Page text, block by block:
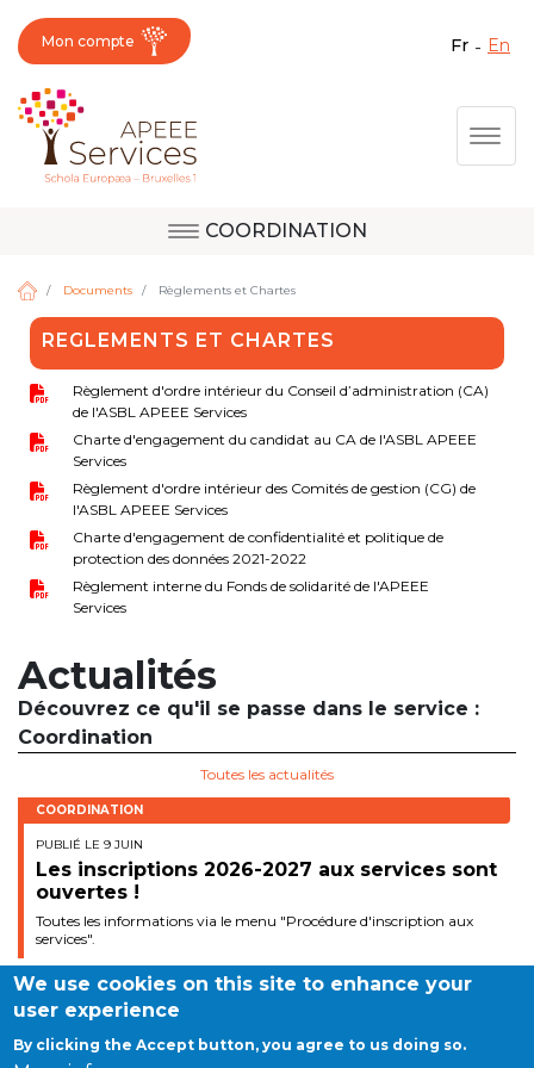
Aller
Fermer X
Question, avis,
demande, suggestion :
contactez le bon
service !
Activités périscolaires Berkendael
+32 (0)472 07 35 25
periscolaire.berkendael@apeee-bxl1-
services.be
Activités périscolaires Uccle
+32 (0)2 375 31 35
cesame@apeee-bxl1-services.be
BE30 3100 2003 2711
+32 (0)2 374 76 75
cantine@apeee-bxl1-services.be
Mon compte fr en
COORDINATION
Site de Berkendael
Documents Règlements et Chartes
REGLEMENTS ET CHARTES
Règlement d'ordre intérieur du Conseil d’administration (CA)
de l'ASBL APEEE Services
Charte d'engagement du candidat au CA de l'ASBL APEEE
Services
Règlement d'ordre intérieur des Comités de gestion (CG) de
l'ASBL APEEE Services
Charte d'engagement de confidentialité et politique de
protection des données 2021-2022
Règlement interne du Fonds de solidarité de l'APEEE
Services
Actualités
Découvrez ce qu'il se passe dans le service :
Coordination
Toutes les actualités
COORDINATION
PUBLIÉ LE 9 JUIN
Les inscriptions 2026-2027 aux services sont
ouvertes !
Toutes les informations via le menu "Procédure d'inscription aux
services".
We use cookies on this site to enhance your
user experience
By clicking the Accept button, you agree to us doing so.